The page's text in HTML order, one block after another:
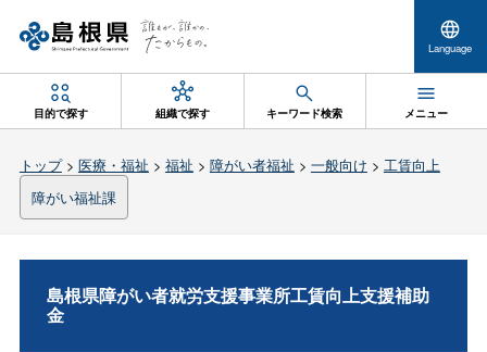
Language
目的で探す 組織で探す キーワード検索 メニュー
トップ> 医療・福祉 > 福祉 > 障がい者福祉 > 一般向け > 工賃向上
障がい福祉課
島根県障がい者就労支援事業所工賃向上支援補助
金